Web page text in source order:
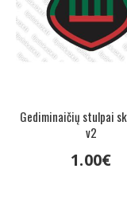
Gediminaičių stulpai
v2
1.00€